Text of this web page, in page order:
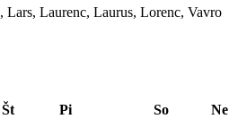
, Lars, Laurenc, Laurus, Lorenc, Vavro
Št Pi So
Ne